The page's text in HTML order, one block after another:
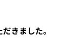
きました。